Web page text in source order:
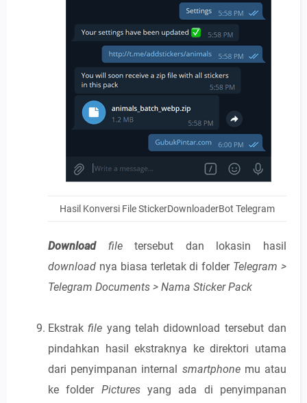
Hasil Konversi File StickerDownloaderBot Telegram
Download filetersebut dan lokasin hasil
download nya biasa terletak di folder Telegram >
Telegram Documents > Nama Sticker Pack
Ekstrakfile yang telah didownload tersebut dan
pindahkan hasil ekstraknya ke direktori utama
dari penyimpanan internal smartphone mu atau
ke folder Picturesyang ada di penyimpanan